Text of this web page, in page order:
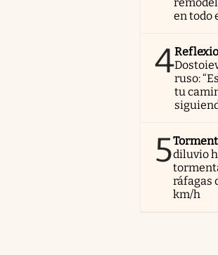
en todo
4ruso:
tu
5diluvio
ráfagas
km/h